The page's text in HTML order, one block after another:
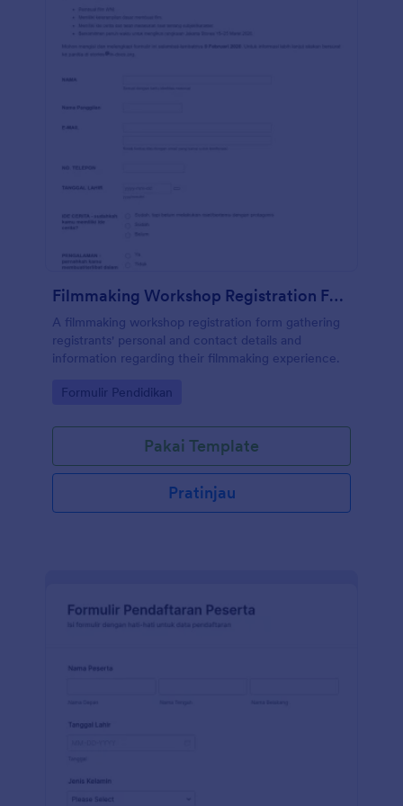
Filmmaking Workshop Registration Form In Indonesian
A filmmaking workshop registration form gathering
registrants' personal and contact details and
information regarding their filmmaking experience.
Go to Category:
Formulir Pendidikan
Pakai Template
Pratinjau